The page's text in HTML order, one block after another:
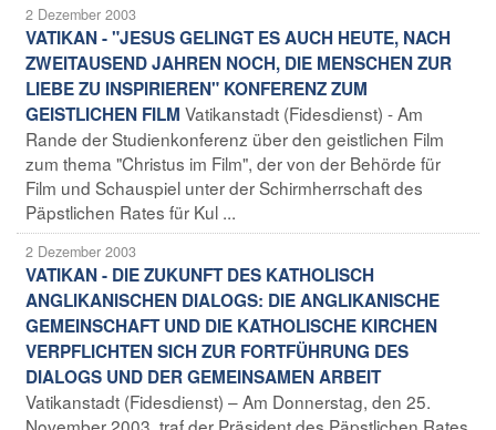
2 Dezember 2003
VATIKAN - "JESUS GELINGT ES AUCH HEUTE, NACH
ZWEITAUSEND JAHREN NOCH, DIE MENSCHEN ZUR
LIEBE ZU INSPIRIEREN" KONFERENZ ZUM
GEISTLICHEN FILM Vatikanstadt (Fidesdienst) - Am
Rande der Studienkonferenz über den geistlichen Film
zum thema "Christus im Film", der von der Behörde für
Film und Schauspiel unter der Schirmherrschaft des
Päpstlichen Rates für Kul ...
2 Dezember 2003
VATIKAN - DIE ZUKUNFT DES KATHOLISCH
ANGLIKANISCHEN DIALOGS: DIE ANGLIKANISCHE
GEMEINSCHAFT UND DIE KATHOLISCHE KIRCHEN
VERPFLICHTEN SICH ZUR FORTFÜHRUNG DES
DIALOGS UND DER GEMEINSAMEN ARBEIT
Vatikanstadt (Fidesdienst) – Am Donnerstag, den 25.